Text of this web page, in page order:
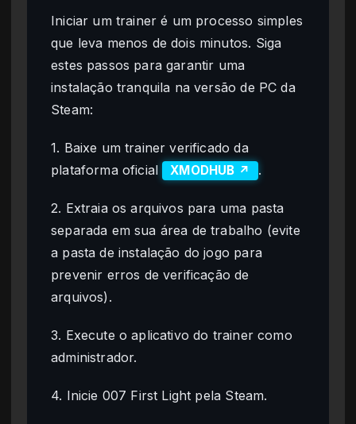
Iniciar um trainer é um processo simples
que leva menos de dois minutos. Siga
estes passos para garantir uma
instalação tranquila na versão de PC da
Steam:
1. Baixe um trainer verificado da
plataforma oficial
XMODHUB ↗ .
2. Extraia os arquivos para uma pasta
separada em sua área de trabalho (evite
a pasta de instalação do jogo para
prevenir erros de verificação de
arquivos).
3. Execute o aplicativo do trainer como
administrador.
4. Inicie 007 First Light pela Steam.